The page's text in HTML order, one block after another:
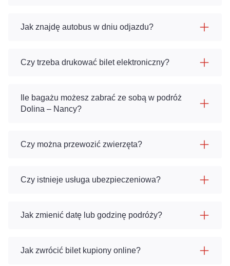
Jak znajdę autobus w dniu odjazdu?
Czy trzeba drukować bilet elektroniczny?
Ile bagażu możesz zabrać ze sobą w podróż
Dolina – Nancy?
Czy można przewozić zwierzęta?
Czy istnieje usługa ubezpieczeniowa?
Jak zmienić datę lub godzinę podróży?
Jak zwrócić bilet kupiony online?